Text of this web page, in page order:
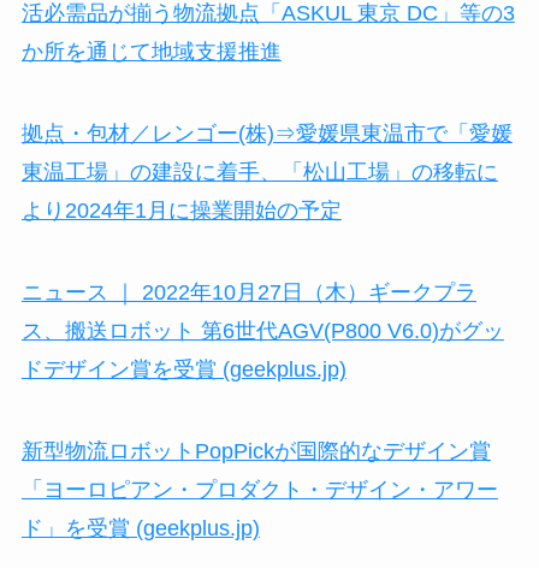
活必需品が揃う物流拠点「ASKUL 東京 DC」等の3
か所を通じて地域支援推進
拠点・包材／レンゴー(株)⇒愛媛県東温市で「愛媛
東温工場」の建設に着手、「松山工場」の移転に
より2024年1月に操業開始の予定
ニュース ｜ 2022年10月27日（木）ギークプラ
ス、搬送ロボット 第6世代AGV(P800 V6.0)がグッ
ドデザイン賞を受賞 (geekplus.jp)
新型物流ロボットPopPickが国際的なデザイン賞
「ヨーロピアン・プロダクト・デザイン・アワー
ド」を受賞 (geekplus.jp)